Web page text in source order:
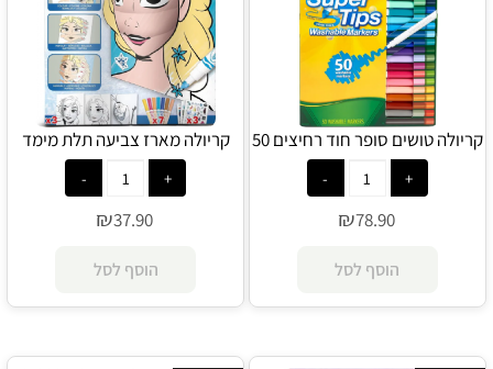
קריולה טושים סופר חוד רחיצים 50
יחידות - Crayola
₪78.90
הוסף לסל
קריולה מארז צביעה תלת מימד
פרוזן - Crayola
₪37.90
הוסף לסל